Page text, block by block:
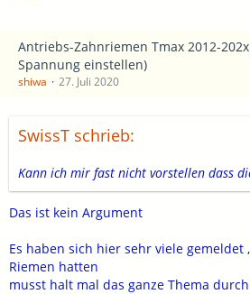
Antriebs-Zahnriemen Tmax 2012-
Spannung einstellen)
shiwa 27. Juli 2020
SwissT schrieb:
Kann ich mir fast nicht vorstellen dass
Das ist kein Argument
Es haben sich hier sehr viele
Riemen hatten
musst halt mal das ganze Thema